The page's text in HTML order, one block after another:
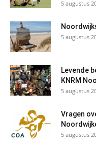
5 augustus
5 augustus
Levende
KNRM
5 augustus
Vragen
5 augustus